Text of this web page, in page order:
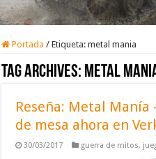
Portada / Etiqueta:metal mania
Tag Archives: metal
Reseña: Metal Manía
de mesa ahora en
30/03/2017 guerra de mitos,